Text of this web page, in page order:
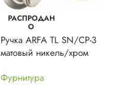
РАСПРОДАН
О
Ручка ARFA TL SN/CP-3
матовый никель/хром
Фурнитура